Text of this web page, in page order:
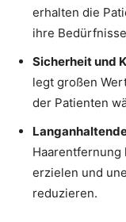
erhalten die
ihre
Sicherheit und
legt großen
der Patienten
Haarentfernung
erzielen und
reduzieren.